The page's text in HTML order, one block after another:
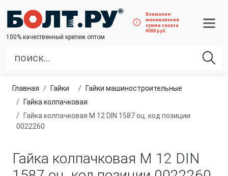
100% качественный крепеж оптом
Внимание:
минимальная
сумма заказа
4000 руб.
Главная гайки
гайки машиностроительные
Гайка колпачковая
Гайка колпачковая М 12 DIN 1587 оц. код позиции
0022260
Гайка колпачковая М 12 DIN